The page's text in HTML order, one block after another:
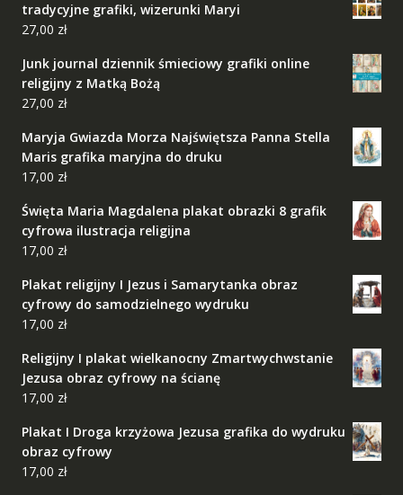
tradycyjne grafiki, wizerunki Maryi
27,00 zł
Junk journal dziennik śmieciowy grafiki online
religijny z Matką Bożą
27,00 zł
Maryja Gwiazda Morza Najświętsza Panna Stella
Maris grafika maryjna do druku
17,00 zł
Święta Maria Magdalena plakat obrazki 8 grafik
cyfrowa ilustracja religijna
17,00 zł
Plakat religijny I Jezus i Samarytanka obraz
cyfrowy do samodzielnego wydruku
17,00 zł
Religijny I plakat wielkanocny Zmartwychwstanie
Jezusa obraz cyfrowy na ścianę
17,00 zł
Plakat I Droga krzyżowa Jezusa grafika do wydruku
obraz cyfrowy
17,00 zł